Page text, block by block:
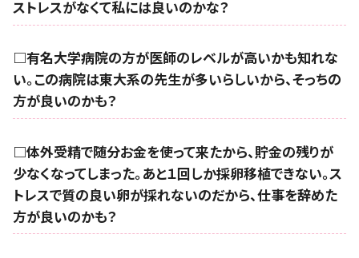
ストレスがなくて私には良いのかな？
□有名大学病院の方が医師のレベルが高いかも知れな
い。この病院は東大系の先生が多いらしいから、そっちの
方が良いのかも？
□体外受精で随分お金を使って来たから、貯金の残りが
少なくなってしまった。あと１回しか採卵移植できない。ス
トレスで質の良い卵が採れないのだから、仕事を辞めた
方が良いのかも？